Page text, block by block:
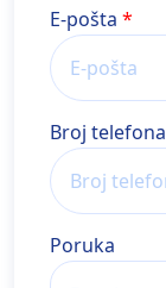
E-pošta
Broj telefona
Poruka